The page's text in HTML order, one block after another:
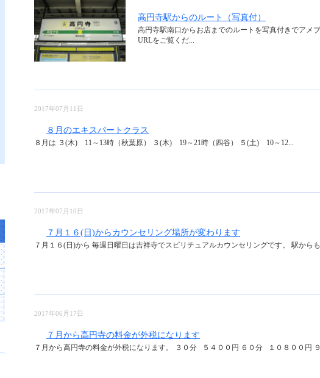
高円寺駅からのルート（写真付）
高円寺駅南口からお店までのルートを写真付きでアメ
URLをご覧くだ...
2017年07月11日
８月のエキスパートクラス
８月は ３(木) 11～13時（秋葉原） ３(木) 19～21時（四谷） ５(土) 10～12...
2017年07月10日
７月１６(日)からカウンセリング場所が変わります
７月１６(日)から 毎週日曜日は吉祥寺でスピリチュアルカウンセリングです。 駅から
2017年06月17日
７月から高円寺の料金が外税になります
７月から高円寺の料金が外税になります。 ３０分 ５４００円 ６０分 １０８００円